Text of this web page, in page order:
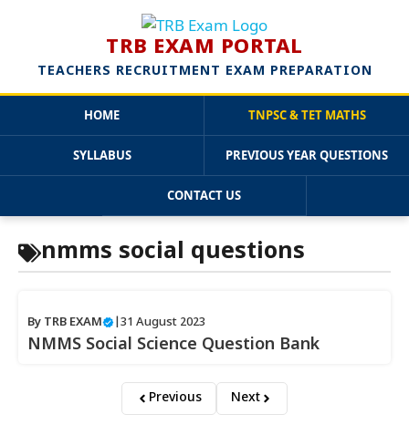
TRB EXAM PORTAL
TEACHERS RECRUITMENT EXAM PREPARATION
HOME TNPSC & TET MATHS
SYLLABUS PREVIOUS YEAR QUESTIONS
CONTACT US
content
nmms social questions
By TRB EXAM 31 August 2023
NMMS Social Science Question Bank
Previous Next